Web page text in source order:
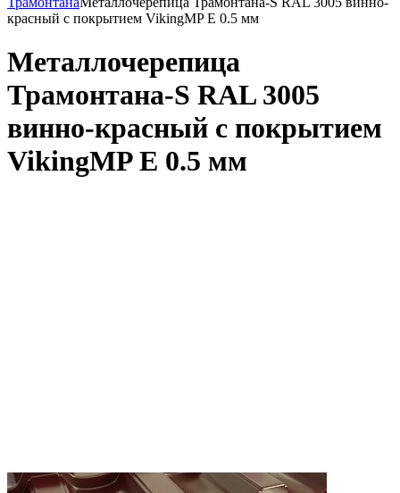
красный с покрытием VikingMP E 0.5 мм
Металлочерепица
Трамонтана-S RAL 3005
винно-красный с покрытием
VikingMP E 0.5 мм